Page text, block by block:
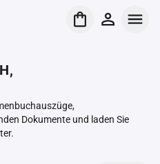
Dokumente und laden Sie